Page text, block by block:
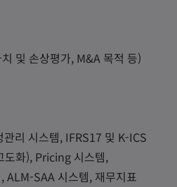
및 손상평가, M&A 목적 등)
관리 시스템, IFRS17 및 K-ICS
도화), Pricing 시스템,
ALM-SAA 시스템, 재무지표